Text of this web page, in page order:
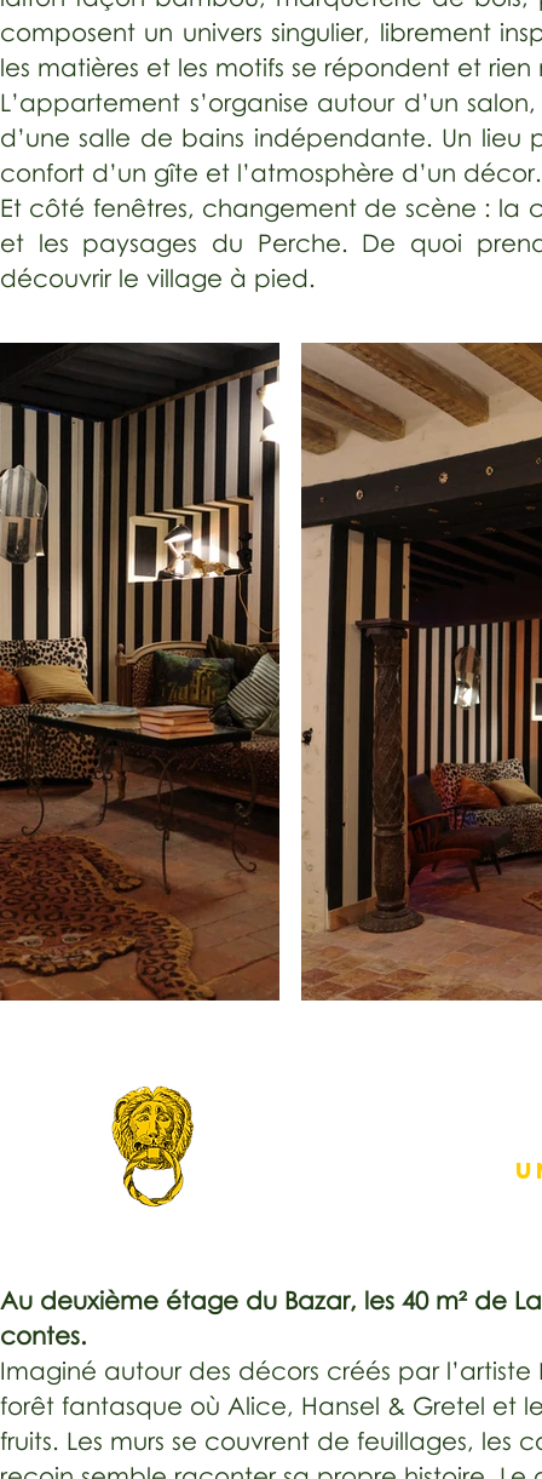
composent un univers singulier, librement
les matières et les motifs se répondent et
L’appartement s’organise autour d’un
d’une salle de bains indépendante. Un
confort d’un gîte et l’atmosphère d’un décor.
Et côté fenêtres, changement de scène : la
et les paysages du Perche. De quoi
découvrir le village à pied.
Au deuxième étage du Bazar, les 40 m² de
contes.
Imaginé autour des décors créés par
forêt fantasque où Alice, Hansel & Gretel et
fruits. Les murs se couvrent de feuillages,